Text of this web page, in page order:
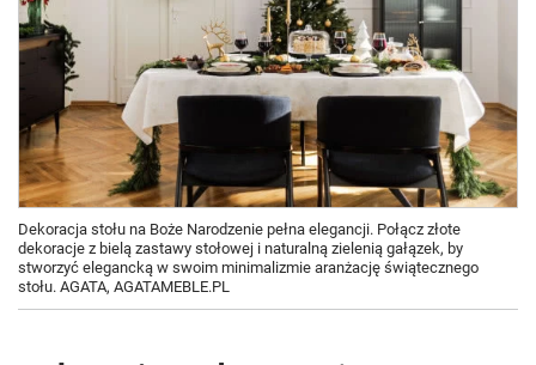
Dekoracja stołu na Boże Narodzenie pełna elegancji. Połącz złote
dekoracje z bielą zastawy stołowej i naturalną zielenią gałązek, by
stworzyć elegancką w swoim minimalizmie aranżację świątecznego
stołu. AGATA, AGATAMEBLE.PL